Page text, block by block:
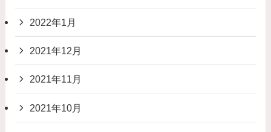
2022年1月
2021年12月
2021年11月
2021年10月